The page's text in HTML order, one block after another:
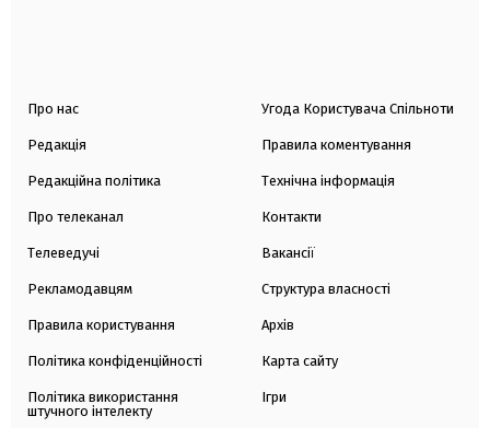
Про нас
Редакція
Редакційна політика
Про телеканал
Телеведучі
Рекламодавцям
Правила користування
Політика конфіденційності
Політика використання
штучного інтелекту
Угода Користувача Спільноти
Правила коментування
Технічна інформація
Контакти
Вакансії
Структура власності
Архів
Карта сайту
Ігри